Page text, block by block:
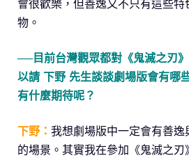
會很歡樂，但善逸又不只有這些特
物。
──目前台灣觀眾都對《鬼滅之刃
以請 下野 先生談談劇場版會有哪
有什麼期待呢？
下野： 我想劇場版中一定會有善
的場景。其實我在參加《鬼滅之